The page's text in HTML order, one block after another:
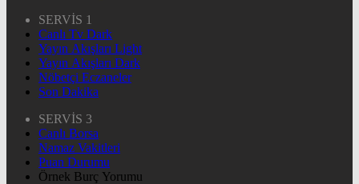
SERVİS 1
Canlı Tv Dark
Yayın Akışları Light
Yayın Akışları Dark
Nöbetçi Eczaneler
Son Dakika
SERVİS 3
Canlı Borsa
Namaz Vakitleri
Puan Durumu
Örnek Burç Yorumu